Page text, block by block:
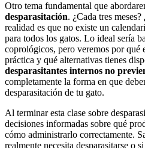
Otro tema fundamental que
desparasitación. ¿Cada tres
realidad es que no existe un
para todos los gatos. Lo ideal sería
coprológicos, pero veremos por qué
práctica y qué alternativas tienes
desparasitantes internos no
completamente la forma en que
desparasitación de tu gato.
Al terminar esta clase sobre
decisiones informadas sobre qué
cómo administrarlo correctamente.
realmente necesita desparasitarse o